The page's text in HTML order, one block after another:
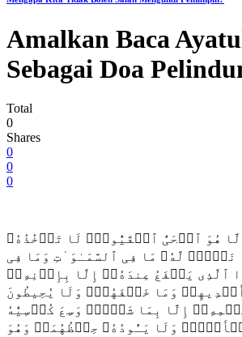
Amalkan Baca
Sebagai Doa
Total
0
Shares
0
0
0
هُوَ ٱلۡحَیُّ ٱلۡقَیُّومُۚ لَا تَأۡخُذُهُۥ
نَوۡمࣱۚ لَّهُۥ مَا فِی ٱلسَّمَـٰوَ ٰ⁠تِ وَمَا فِی
یَشۡفَعُ عِندَهُۥۤ إِلَّا بِإِذۡنِهِۦۚ
وَمَا خَلۡفَهُمۡۖ وَلَا یُحِیطُونَ
إِلَّا بِمَا شَاۤءَۚ وَسِعَ كُرۡسِیُّهُ
وَلَا یَـُٔودُهُۥ حِفۡظُهُمَاۚ وَهُوَ